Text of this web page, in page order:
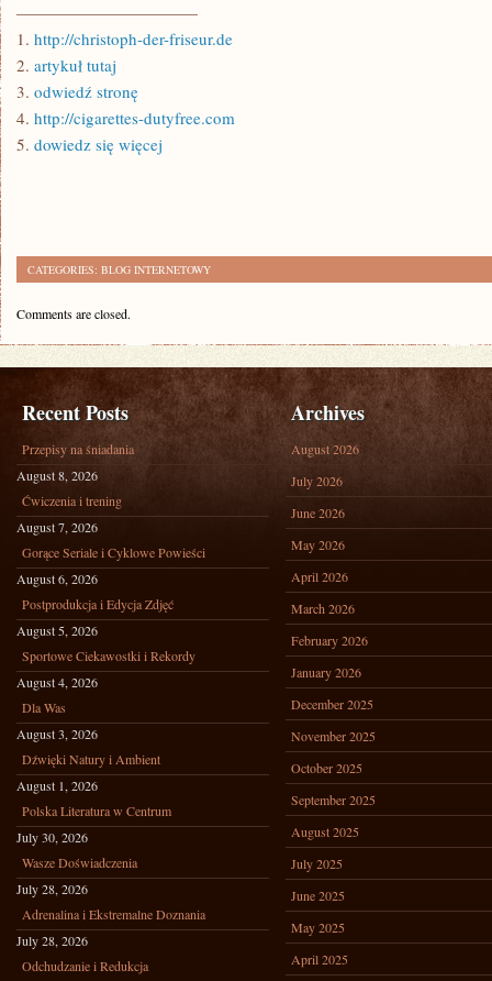
———————————
1. http://christoph-der-friseur.de
2. artykuł tutaj
3. odwiedź stronę
4. http://cigarettes-dutyfree.com
5. dowiedz się więcej
CATEGORIES: BLOG INTERNETOWY
Comments are closed.
Recent Posts
Przepisy na śniadania
August 8, 2026
Ćwiczenia i trening
August 7, 2026
Gorące Seriale i Cyklowe Powieści
August 6, 2026
Postprodukcja i Edycja Zdjęć
August 5, 2026
Sportowe Ciekawostki i Rekordy
August 4, 2026
Dla Was
August 3, 2026
Dźwięki Natury i Ambient
August 1, 2026
Polska Literatura w Centrum
July 30, 2026
Wasze Doświadczenia
July 28, 2026
Adrenalina i Ekstremalne Doznania
July 28, 2026
Odchudzanie i Redukcja
Archives
August 2026
July 2026
June 2026
May 2026
April 2026
March 2026
February 2026
January 2026
December 2025
November 2025
October 2025
September 2025
August 2025
July 2025
June 2025
May 2025
April 2025